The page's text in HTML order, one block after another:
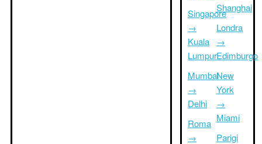
Singapore
→
Kuala
Lumpur
Mumbai
→
Delhi
Roma
→
Shanghai
Londra
→
Edimburgo
New
York
→
Miami
Parigi